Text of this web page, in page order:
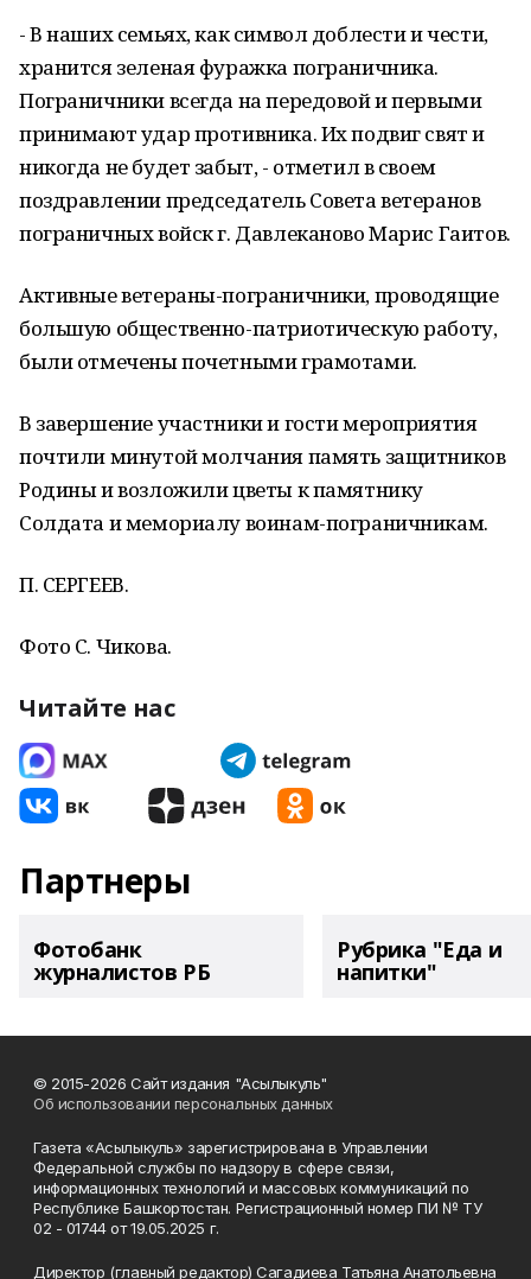
- В наших семьях, как символ доблести и чести,
хранится зеленая фуражка пограничника.
Пограничники всегда на передовой и первыми
принимают удар противника. Их подвиг свят и
никогда не будет забыт, - отметил в своем
поздравлении председатель Совета ветеранов
пограничных войск г. Давлеканово Марис Гаитов.
Активные ветераны-пограничники, проводящие
большую общественно-патриотическую работу,
были отмечены почетными грамотами.
В завершение участники и гости мероприятия
почтили минутой молчания память защитников
Родины и возложили цветы к памятнику
Солдата и мемориалу воинам-пограничникам.
П. СЕРГЕЕВ.
Фото С. Чикова.
Читайте нас
Партнеры
Фотобанк
журналистов РБ
Рубрика "Еда и
напитки"
© 2015-2026 Сайт издания "Асылыкуль"
Об использовании персональных данных
Газета «Асылыкуль» зарегистрирована в Управлении
Федеральной службы по надзору в сфере связи,
информационных технологий и массовых коммуникаций по
Республике Башкортостан. Регистрационный номер ПИ № ТУ
02 - 01744 от 19.05.2025 г.
Директор (главный редактор) Сагадиева Татьяна Анатольевна